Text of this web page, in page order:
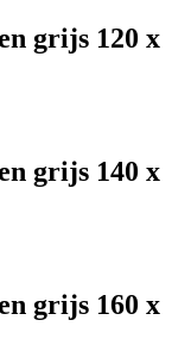
grijs 120 x
grijs 140 x
grijs 160 x